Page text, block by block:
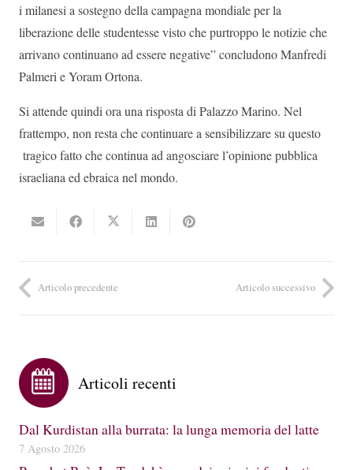
i milanesi a sostegno della campagna mondiale per la
liberazione delle studentesse visto che purtroppo le notizie che
arrivano continuano ad essere negative” concludono Manfredi
Palmeri e Yoram Ortona.
Si attende quindi ora una risposta di Palazzo Marino. Nel
frattempo, non resta che continuare a sensibilizzare su questo
tragico fatto che continua ad angosciare l’opinione pubblica
israeliana ed ebraica nel mondo.
Articolo precedente Articolo successivo
Articoli recenti
Dal Kurdistan alla burrata: la lunga memoria del latte
7 Agosto 2026